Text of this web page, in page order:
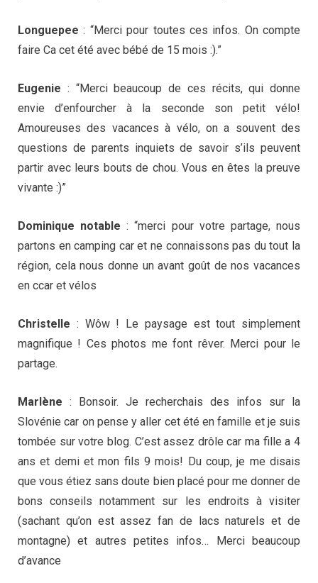
Longuepee : “Merci pour toutes ces infos. On compte
faire Ca cet été avec bébé de 15 mois :).”
Eugenie : “Merci beaucoup de ces récits, qui donne
envie d’enfourcher à la seconde son petit vélo!
Amoureuses des vacances à vélo, on a souvent des
questions de parents inquiets de savoir s’ils peuvent
partir avec leurs bouts de chou. Vous en êtes la preuve
vivante :)”
Dominique notable : “merci pour votre partage, nous
partons en camping car et ne connaissons pas du tout la
région, cela nous donne un avant goût de nos vacances
en ccar et vélos
Christelle : Wôw ! Le paysage est tout simplement
magnifique ! Ces photos me font rêver. Merci pour le
partage.
Marlène : Bonsoir. Je recherchais des infos sur la
Slovénie car on pense y aller cet été en famille et je suis
tombée sur votre blog. C’est assez drôle car ma fille a 4
ans et demi et mon fils 9 mois! Du coup, je me disais
que vous étiez sans doute bien placé pour me donner de
bons conseils notamment sur les endroits à visiter
(sachant qu’on est assez fan de lacs naturels et de
montagne) et autres petites infos… Merci beaucoup
d’avance